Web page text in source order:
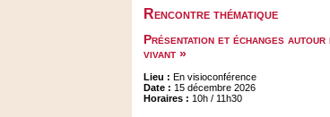
Rencontre thématique
Présentation et échanges
vivant »
Lieu : En visioconférence
Date : 15 décembre 2026
Horaires : 10h / 11h30